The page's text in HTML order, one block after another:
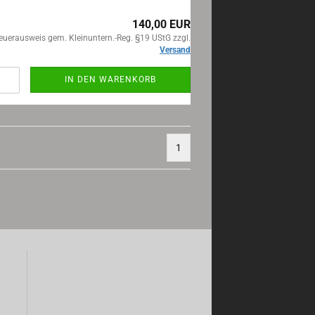
140,00 EUR
gem. Kleinuntern.-Reg. §19 UStG zzgl.
Versand
IN DEN WARENKORB
1